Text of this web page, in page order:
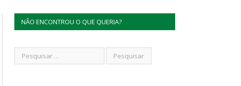
NÃO ENCONTROU O QUE QUERIA?